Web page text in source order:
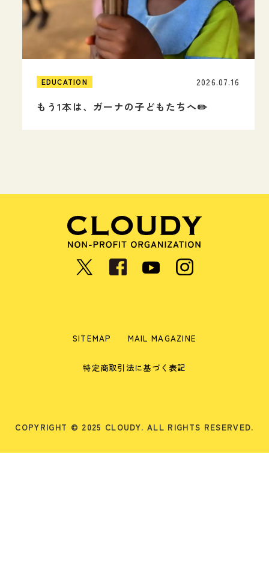
EDUCATION
もう1本は、ガーナの子どもたちへ✏️
2026.07.16
SITEMAP MAIL MAGAZINE
特定商取引法に基づく表記
COPYRIGHT © 2025 CLOUDY. ALL RIGHTS RESERVED.